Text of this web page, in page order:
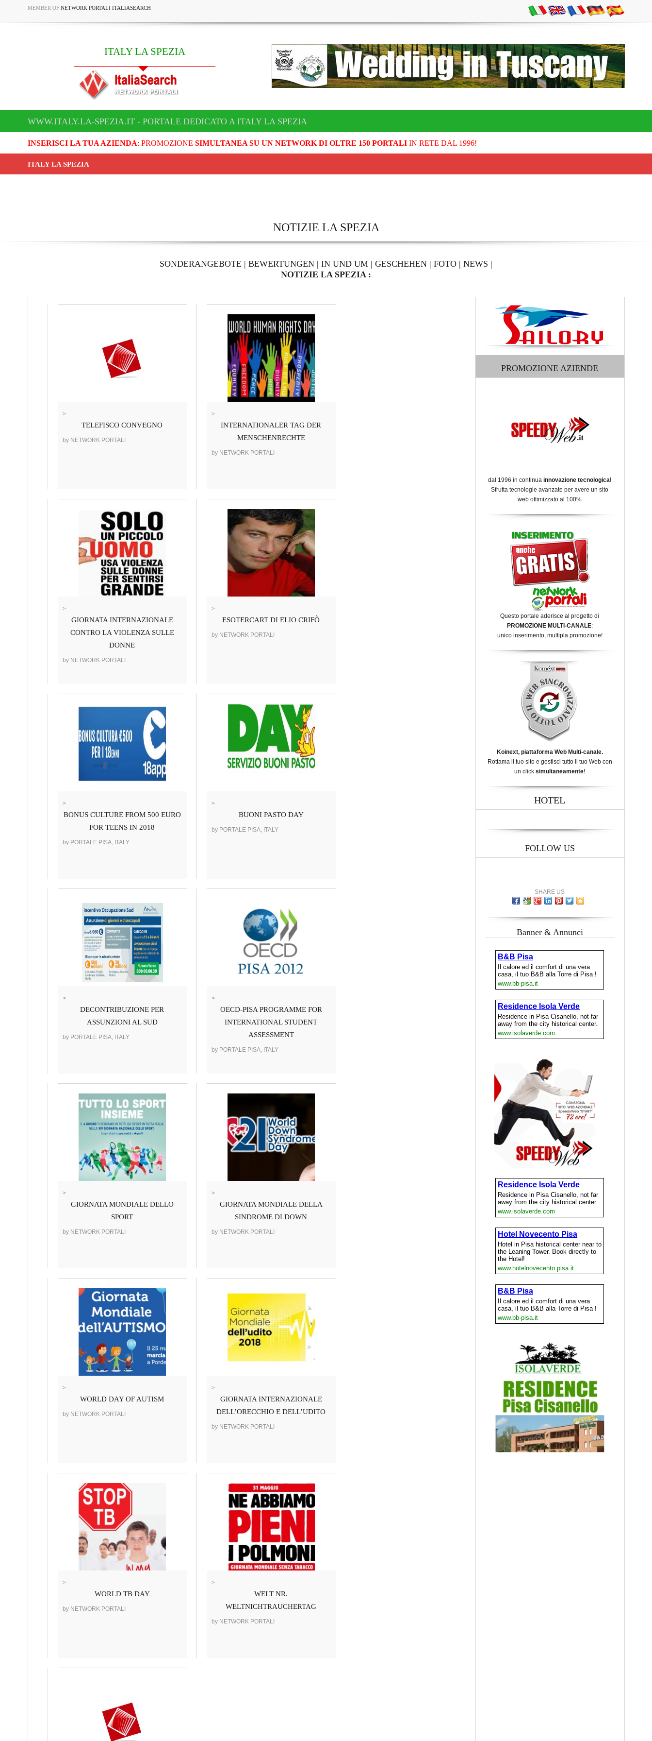
MEMBER OF NETWORK PORTALI ITALIASEARCH
ITALY LA SPEZIA
WWW.ITALY.LA-SPEZIA.IT - PORTALE DEDICATO A ITALY LA SPEZIA
INSERISCI LA TUA AZIENDA: PROMOZIONE SIMULTANEA SU UN NETWORK DI OLTRE 150 PORTALIIN RETE DAL 1996!
ITALY LA SPEZIA
NOTIZIE LA SPEZIA
SONDERANGEBOTE | BEWERTUNGEN | IN UND UM | GESCHEHEN | FOTO | NEWS |
NOTIZIE LA SPEZIA :
>
TELEFISCO CONVEGNO
by NETWORK PORTALI
>
INTERNATIONALER TAG DER
MENSCHENRECHTE
by NETWORK PORTALI
>
GIORNATA INTERNAZIONALE
CONTRO LA VIOLENZA SULLE
DONNE
by NETWORK PORTALI
>
ESOTERCART DI ELIO CRIFÒ
by NETWORK PORTALI
>
BONUS CULTURE FROM 500 EURO
FOR TEENS IN 2018
by PORTALE PISA, ITALY
>
BUONI PASTO DAY
by PORTALE PISA, ITALY
>
DECONTRIBUZIONE PER
ASSUNZIONI AL SUD
by PORTALE PISA, ITALY
>
OECD-PISA PROGRAMME FOR
INTERNATIONAL STUDENT
ASSESSMENT
by PORTALE PISA, ITALY
>
GIORNATA MONDIALE DELLO
SPORT
by NETWORK PORTALI
>
GIORNATA MONDIALE DELLA
SINDROME DI DOWN
by NETWORK PORTALI
>
WORLD DAY OF AUTISM
by NETWORK PORTALI
>
GIORNATA INTERNAZIONALE
DELL’ORECCHIO E DELL’UDITO
by NETWORK PORTALI
>
WORLD TB DAY
by NETWORK PORTALI
>
WELT NR.
WELTNICHTRAUCHERTAG
by NETWORK PORTALI
PROMOZIONE AZIENDE
dal 1996 in continua innovazione tecnologica!
Sfrutta tecnologie avanzate per avere un sito
web ottimizzato al 100%
Questo portale aderisce al progetto di
PROMOZIONE MULTI-CANALE:
unico inserimento, multipla promozione!
Koinext, piattaforma Web Multi-canale.
Rottama il tuo sito e gestisci tutto il tuo Web con
un click simultaneamente!
HOTEL
FOLLOW US
SHARE US
Banner & Annunci